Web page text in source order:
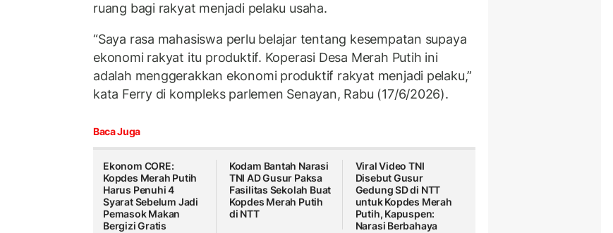
ruang bagi rakyat menjadi pelaku usaha.
“Saya rasa mahasiswa perlu belajar tentang kesempatan supaya
ekonomi rakyat itu produktif. Koperasi Desa Merah Putih ini
adalah menggerakkan ekonomi produktif rakyat menjadi pelaku,”
kata Ferry di kompleks parlemen Senayan, Rabu (17/6/2026).
Baca Juga
Ekonom CORE:
Kopdes Merah Putih
Harus Penuhi 4
Syarat Sebelum Jadi
Pemasok Makan
Bergizi Gratis
Kodam Bantah Narasi
TNI AD Gusur Paksa
Fasilitas Sekolah Buat
Kopdes Merah Putih
di NTT
Viral Video TNI
Disebut Gusur
Gedung SD di NTT
untuk Kopdes Merah
Putih, Kapuspen:
Narasi Berbahaya